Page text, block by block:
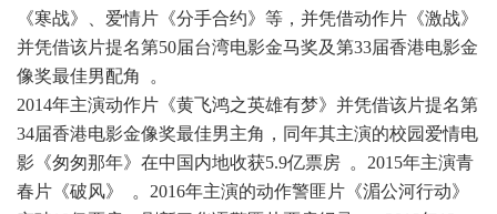
《寒战》、爱情片《分手合约》等，并凭借动作片《激战》
并凭借该片提名第50届台湾电影金马奖及第33届香港电影金
像奖最佳男配角 。
2014年主演动作片《黄飞鸿之英雄有梦》并凭借该片提名第
34届香港电影金像奖最佳男主角，同年其主演的校园爱情电
影《匆匆那年》在中国内地收获5.9亿票房 。2015年主演青
春片《破风》 。2016年主演的动作警匪片《湄公河行动》